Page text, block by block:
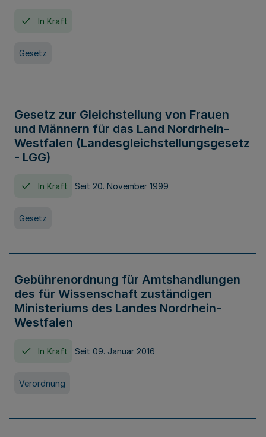
In Kraft
Gesetz
Gesetz zur Gleichstellung von Frauen
und Männern für das Land Nordrhein-
Westfalen (Landesgleichstellungsgesetz
- LGG)
In Kraft Seit 20. November 1999
Gesetz
Gebührenordnung für Amtshandlungen
des für Wissenschaft zuständigen
Ministeriums des Landes Nordrhein-
Westfalen
In Kraft Seit 09. Januar 2016
Verordnung